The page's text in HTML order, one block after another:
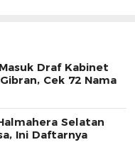
Draf Kabinet
Cek 72 Nama
Selatan
Ini Daftarnya